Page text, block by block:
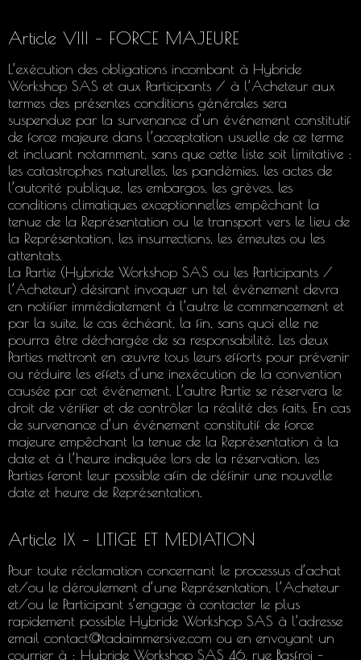
Article VIII – FORCE MAJEURE
L’exécution des obligations incombant à Hybride
Workshop SAS et aux Participants / à l’Acheteur aux
termes des présentes conditions générales sera
suspendue par la survenance d’un événement constitutif
de force majeure dans l’acceptation usuelle de ce terme
et incluant notamment, sans que cette liste soit limitative :
les catastrophes naturelles, les pandémies, les actes de
l’autorité publique, les embargos, les grèves, les
conditions climatiques exceptionnelles empêchant la
tenue de la Représentation ou le transport vers le lieu de
la Représentation, les insurrections, les émeutes ou les
attentats.
La Partie (Hybride Workshop SAS ou les Participants /
l’Acheteur) désirant invoquer un tel événement devra
en notifier immédiatement à l’autre le commencement et
par la suite, le cas échéant, la fin, sans quoi elle ne
pourra être déchargée de sa responsabilité. Les deux
Parties mettront en œuvre tous leurs efforts pour prévenir
ou réduire les effets d’une inexécution de la convention
causée par cet événement. L’autre Partie se réservera le
droit de vérifier et de contrôler la réalité des faits. En cas
de survenance d’un événement constitutif de force
majeure empêchant la tenue de la Représentation à la
date et à l’heure indiquée lors de la réservation, les
Parties feront leur possible afin de définir une nouvelle
date et heure de Représentation.
Article IX – LITIGE ET MEDIATION
Pour toute réclamation concernant le processus d’achat
et/ou le déroulement d’une Représentation, l’Acheteur
et/ou le Participant s’engage à contacter le plus
rapidement possible Hybride Workshop SAS à l’adresse
email contact@tadaimmersive.com ou en envoyant un
courrier à : Hybride Workshop SAS 46, rue Basfroi –